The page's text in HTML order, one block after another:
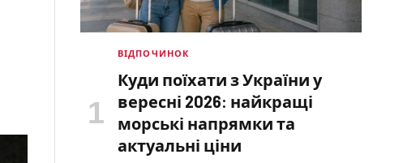
ВІДПОЧИНОК
Куди поїхати з України у
вересні 2026: найкращі
морські напрямки та
актуальні ціни